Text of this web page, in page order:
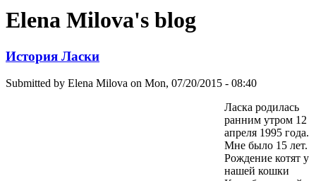
Elena Milova's blog
История Ласки
Submitted by Elena Milova on Mon, 07/20/2015 - 08:40
Ласка родилась
ранним утром 12
апреля 1995 года.
Мне было 15 лет.
Рождение котят у
нашей кошки